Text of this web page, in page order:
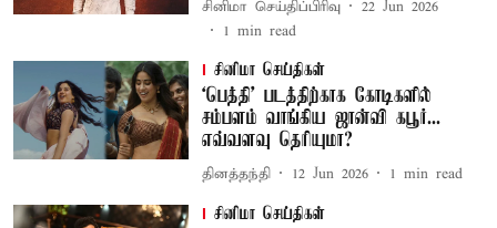
சினிமா செய்திப்பிரிவு
22 Jun 2026
1 min read
சினிமா செய்திகள்
‘பெத்தி’ படத்திற்காக கோடிகளில்
சம்பளம் வாங்கிய ஜான்வி கபூர்...
எவ்வளவு தெரியுமா?
தினத்தந்தி 12 Jun 2026 1 min read
சினிமா செய்திகள்